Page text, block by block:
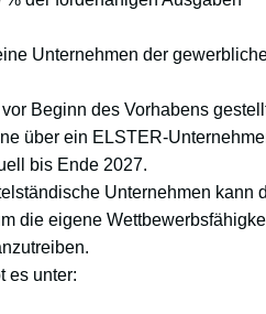
Unternehmen der
Beginn des Vorhabens
über ein ELSTER-
bis Ende 2027.
Unternehmen kann
die eigene
es unter: